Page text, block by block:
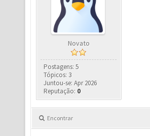
Novato
Postagens: 5
Tópicos: 3
Juntou-se: Apr 2026
Reputação: 0
Encontrar